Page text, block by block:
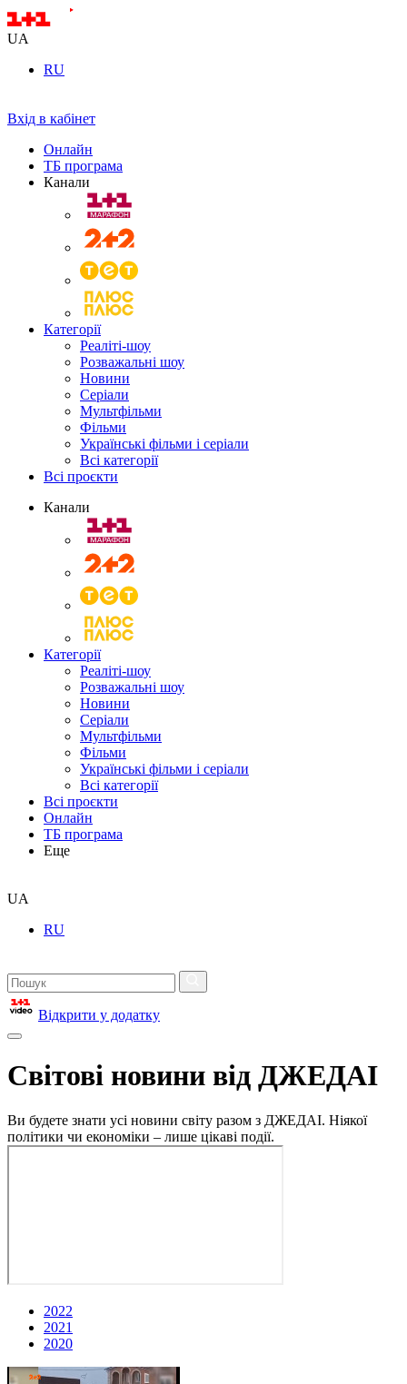
UA
RU
Вхід в кабінет
Онлайн
ТБ програма
Канали
Категорії
Реаліті-шоу
Розважальні шоу
Новини
Серіали
Мультфільми
Фільми
Українські фільми і серіали
Всі категорії
Всі проєкти
Канали
Категорії
Реаліті-шоу
Розважальні шоу
Новини
Серіали
Мультфільми
Фільми
Українські фільми і серіали
Всі категорії
Всі проєкти
Онлайн
ТБ програма
Еще
UA
RU
Відкрити у додатку
Світові новини від ДЖЕДАІ
Ви будете знати усі новини світу разом з ДЖЕДАІ. Ніякої
політики чи економіки – лише цікаві події.
2022
2021
2020